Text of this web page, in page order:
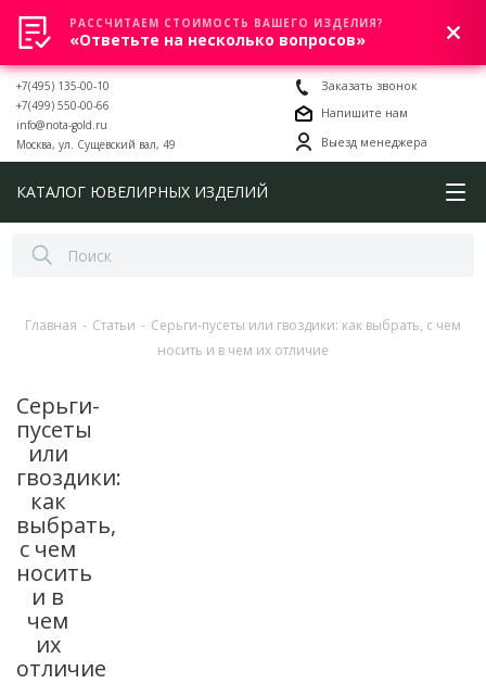
0
+7(495) 135-00-10
+7(499) 550-00-66
info@nota-gold.ru
Москва, ул. Сущевский вал, 49
Заказать звонок
Напишите нам
Выезд менеджера
КАТАЛОГ ЮВЕЛИРНЫХ ИЗДЕЛИЙ
Главная - Статьи - Серьги-пусеты или гвоздики: как выбрать, с чем
носить и в чем их отличие
Серьги-
пусеты
или
гвоздики:
как
выбрать,
с чем
носить
и в
чем
их
отличие
РАССЧИТАЕМ СТОИМОСТЬ ВАШЕГО ИЗДЕЛИЯ?
«Ответьте на несколько вопросов»